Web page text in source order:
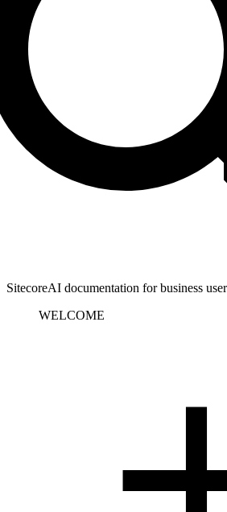
SitecoreAI documentation for business
WELCOME